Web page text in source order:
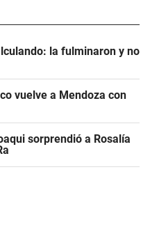
la fulminaron y no
vuelve a Mendoza con
sorprendió a Rosalía